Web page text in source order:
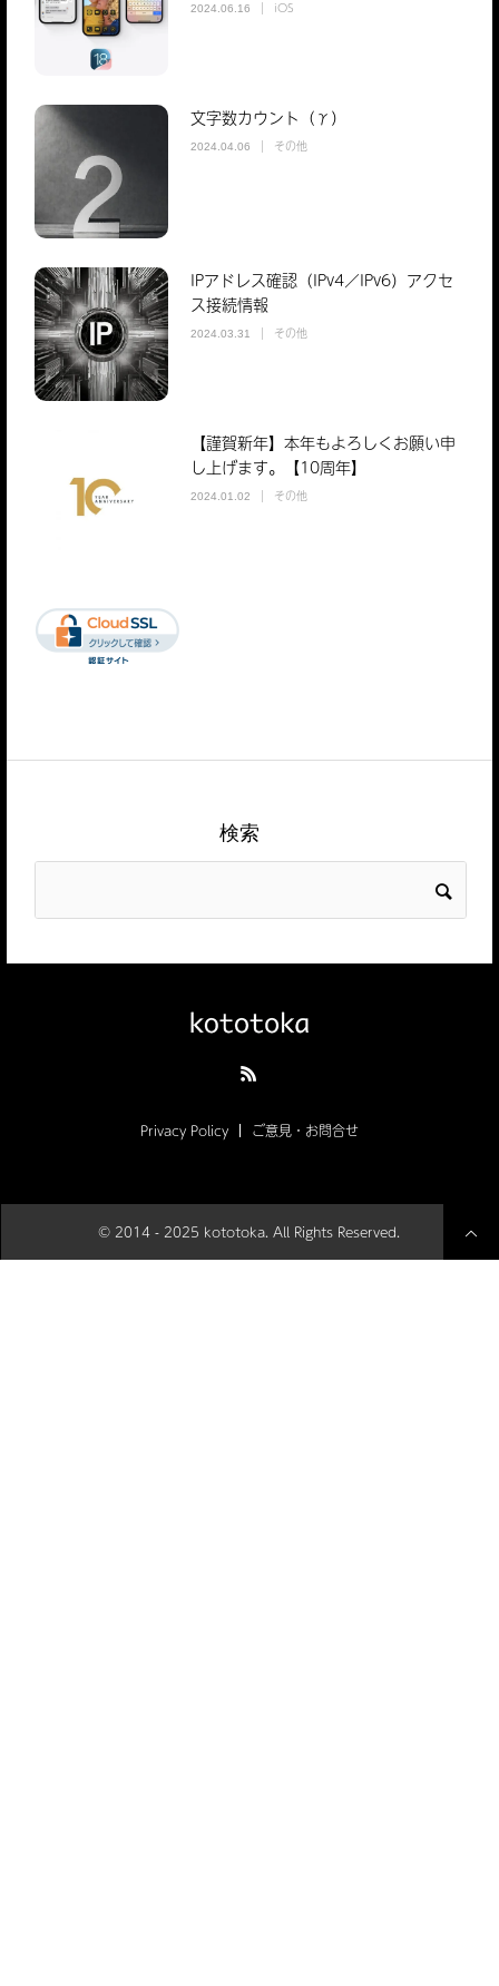
2024.06.16 iOS
文字数カウント（γ）
2024.04.06 その他
IPアドレス確認（IPv4／IPv6）アクセ
ス接続情報
2024.03.31 その他
【謹賀新年】本年もよろしくお願い申
し上げます。【10周年】
2024.01.02 その他
検索
Privacy Policy ご意見・お問合せ
© 2014 - 2025 kototoka. All Rights Reserved.